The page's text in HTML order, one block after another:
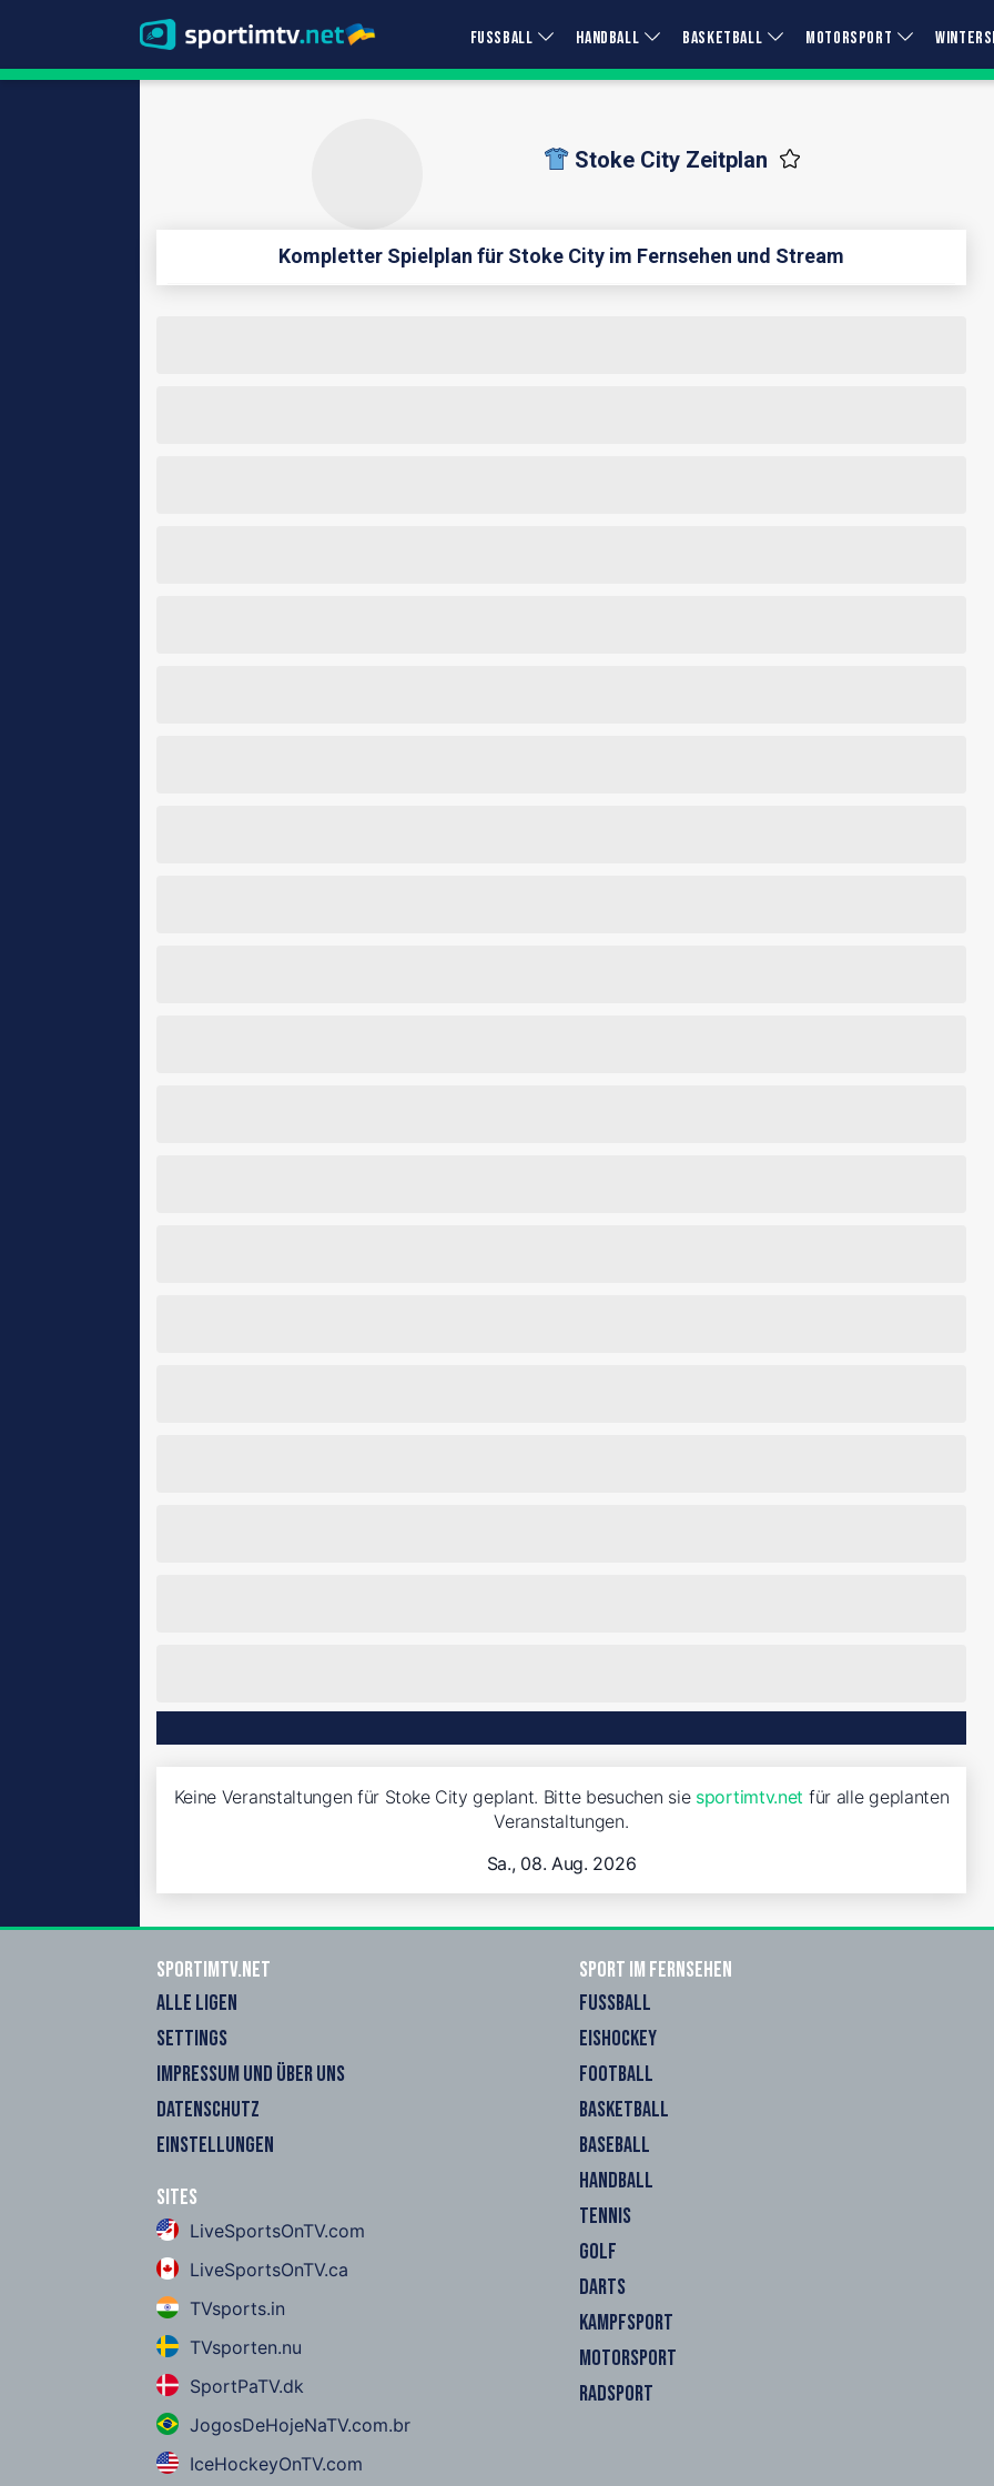
FUSSBALL HANDBALL BASKETBALL MOTORSPORT
Stoke City Zeitplan
Kompletter Spielplan für Stoke City im Fernsehen und Stream
Keine Veranstaltungen für Stoke City geplant. Bitte besuchen sie sportimtv.net für alle geplanten
Veranstaltungen.
Sa., 08. Aug. 2026
sportimtv.net
ALLE LIGEN
SETTINGS
IMPRESSUM UND ÜBER UNS
DATENSCHUTZ
EINSTELLUNGEN
Sites
LiveSportsOnTV.com
LiveSportsOnTV.ca
TVsports.in
TVsporten.nu
SportPaTV.dk
JogosDeHojeNaTV.com.br
IceHockeyOnTV.com
Sport im Fernsehen
FUSSBALL
EISHOCKEY
FOOTBALL
BASKETBALL
BASEBALL
HANDBALL
TENNIS
GOLF
DARTS
KAMPFSPORT
MOTORSPORT
RADSPORT